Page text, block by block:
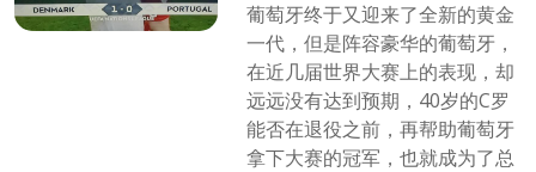
葡萄牙终于又迎来了全新的黄金
一代，但是阵容豪华的葡萄牙，
在近几届世界大赛上的表现，却
远远没有达到预期，40岁的C罗
能否在退役之前，再帮助葡萄牙
拿下大赛的冠军，也就成为了总